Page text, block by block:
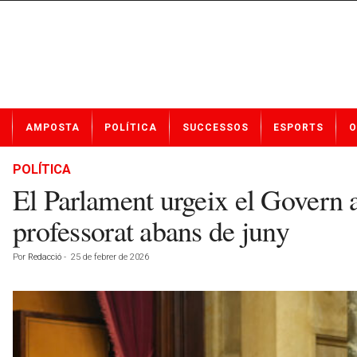
t
AMPOSTA POLÍTICA SUCCESSOS ESPORTS
POLÍTICA
El Parlament urgeix el
professorat abans de juny
Por Redacció - 25 de febrer de 2026